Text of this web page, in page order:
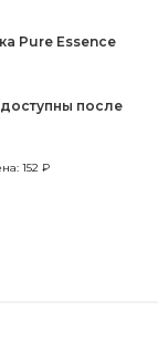
Pure Essence
после
152 ₽